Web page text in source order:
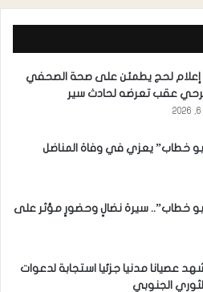
إعلام لحج يطمئن على صحة الصحفي
عقب تعرضه لحادث سير
خطاب” يعزي في وفاة المناضل
خطاب”.. سيرة نضالٍ وحضورٍ مؤثر على
عصيانا مدنيا جزئيا استجابة لدعوات
الجنوبي